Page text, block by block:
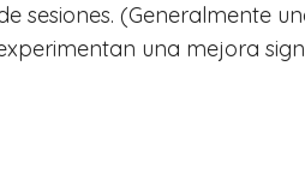
sesiones. (Generalmente
una mejora